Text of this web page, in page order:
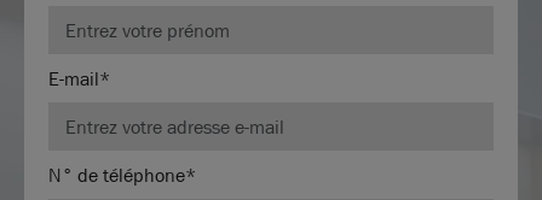
E-mail*
N° de téléphone*